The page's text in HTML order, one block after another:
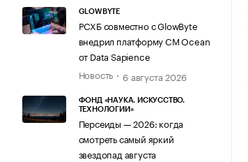
GLOWBYTE
РСХБ совместно с GlowByte
внедрил платформу CM Ocean
от Data Sapience
Новость
6 августа 2026
ФОНД «НАУКА. ИСКУССТВО.
ТЕХНОЛОГИИ»
Персеиды — 2026: когда
смотреть самый яркий
звездопад августа